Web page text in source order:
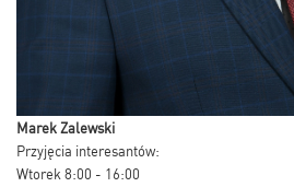
Marek Zalewski
Przyjęcia interesantów:
Wtorek 8:00 - 16:00